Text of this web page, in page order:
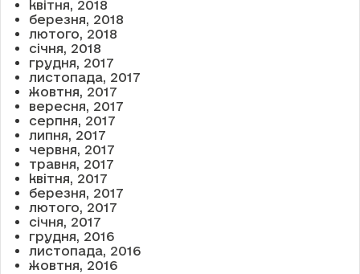
квітня, 2018
березня, 2018
лютого, 2018
січня, 2018
грудня, 2017
листопада, 2017
жовтня, 2017
вересня, 2017
серпня, 2017
липня, 2017
червня, 2017
травня, 2017
квітня, 2017
березня, 2017
лютого, 2017
січня, 2017
грудня, 2016
листопада, 2016
жовтня, 2016